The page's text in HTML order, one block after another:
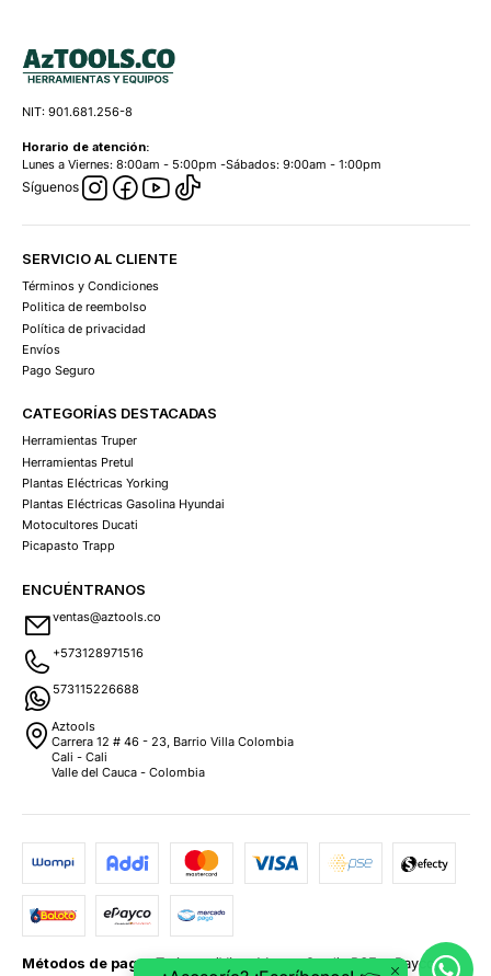
NIT: 901.681.256-8
Horario de atención:
Lunes a Viernes: 8:00am - 5:00pm -Sábados: 9:00am - 1:00pm
Síguenos
SERVICIO AL CLIENTE
Términos y Condiciones
Politica de reembolso
Política de privacidad
Envíos
Pago Seguro
CATEGORÍAS DESTACADAS
Herramientas Truper
Herramientas Pretul
Plantas Eléctricas Yorking
Plantas Eléctricas Gasolina Hyundai
Motocultores Ducati
Picapasto Trapp
ENCUÉNTRANOS
ventas@aztools.co
+573128971516
573115226688
Aztools
Carrera 12 # 46 - 23, Barrio Villa Colombia
Cali - Cali
Valle del Cauca - Colombia
Métodos de pago:Tarjetas (Visa, MasterCard), PSE, ePayco,